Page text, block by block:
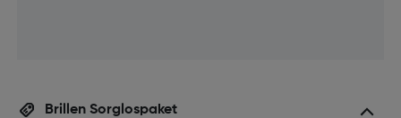
Brillen Sorglospaket